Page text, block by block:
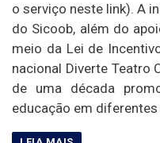
o serviço neste link). A
do Sicoob, além do
meio da Lei de
nacional Diverte Teatro
de uma década
educação em